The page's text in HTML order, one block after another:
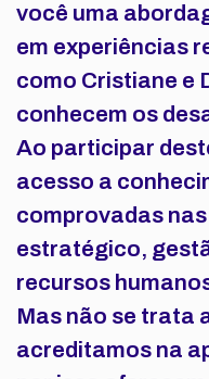
você uma
em experiências
como Cristiane e
conhecem os
Ao participar
acesso a
comprovadas
estratégico,
recursos
Mas não se trata
acreditamos na